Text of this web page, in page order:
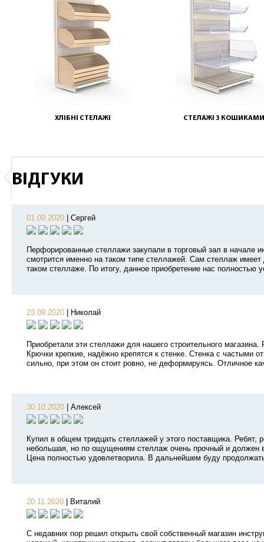
ХЛІБНІ СТЕЛАЖІ СТЕЛАЖІ З КОШИКАМИ
ВІДГУКИ
01.09.2020 Сергей
Перфорированные стеллажи закупали в торговый зал в начале
смотрится именно на таком типе стеллажей. Сам стеллаж
таком стеллаже. По итогу, данное приобретение нас полностью
23.09.2020 Николай
Приобретали эти стеллажи для нашего строительного
Крючки крепкие, надёжно крепятся к стенке. Стенка с частыми
сильно, при этом он стоит ровно, не деформируясь. Отличное
30.10.2020 Алексей
Купил в общем тридцать стеллажей у этого поставщика. Ребят,
небольшая, но по ощущениям стеллаж очень прочный и должен
Цена полностью удовлетворила. В дальнейшем буду
20.11.2020 Виталий
С недавних пор решил открыть свой собственный магазин